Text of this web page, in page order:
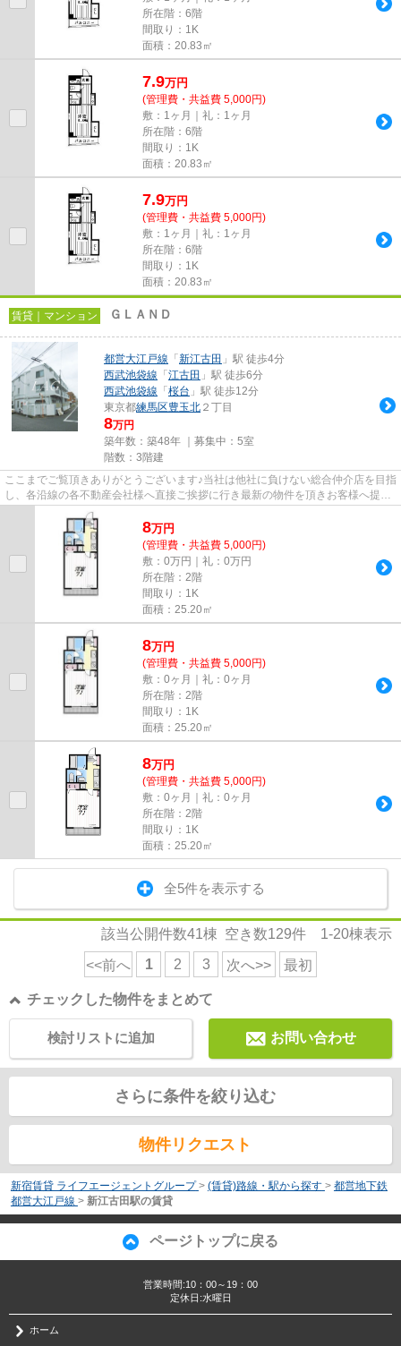
所在階：6階
間取り：1K
面積：20.83㎡
7.9万円
(管理費・共益費 5,000円)
敷：1ヶ月｜礼：1ヶ月
所在階：6階
間取り：1K
面積：20.83㎡
7.9万円
(管理費・共益費 5,000円)
敷：1ヶ月｜礼：1ヶ月
所在階：6階
間取り：1K
面積：20.83㎡
賃貸｜マンション ＧＬＡＮＤ
都営大江戸線 「 新江古田 」駅 徒歩4分
西武池袋線 「 江古田 」駅 徒歩6分
西武池袋線 「 桜台 」駅 徒歩12分
東京都練馬区豊玉北 ２丁目
8万円
築年数：築48年 ｜募集中： 5室
階数：3階建
ここまでご覧頂きありがとうございます♪当社は他社に負けない総合仲介店を目指
し、各沿線の各不動産会社様へ直接ご挨拶に行き最新の物件を頂きお客様へ提供
しております！最新の情報は...
8万円
(管理費・共益費 5,000円)
敷：0万円｜礼：0万円
所在階：2階
間取り：1K
面積：25.20㎡
8万円
(管理費・共益費 5,000円)
敷：0ヶ月｜礼：0ヶ月
所在階：2階
間取り：1K
面積：25.20㎡
8万円
(管理費・共益費 5,000円)
敷：0ヶ月｜礼：0ヶ月
所在階：2階
間取り：1K
面積：25.20㎡
全5件を表示する
該当公開件数41棟 空き数129件 1-20棟表示
<<前へ 1 2 3 次へ>> 最初
チェックした物件をまとめて
お問い合わせ
検討リストに追加
さらに条件を絞り込む
物件リクエスト
新宿賃貸 ライフエージェントグループ > (賃貸)路線・駅から探す > 都営地下鉄
都営大江戸線 > 新江古田駅の賃貸
ページトップに戻る
営業時間:10：00～19：00
定休日:水曜日
ホーム